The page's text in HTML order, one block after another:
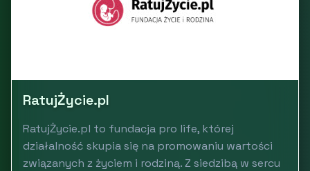
RatujŻycie.pl
RatujŻycie.pl to fundacja pro life, której
działalność skupia się na promowaniu wartości
związanych z życiem i rodziną. Z siedzibą w sercu